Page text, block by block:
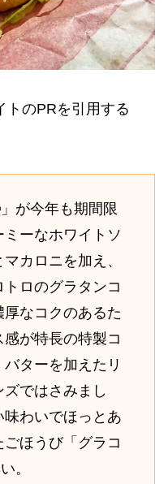
トのPRを引用する
が今年も期間限
ーなホワイトソ
カロニを加え、
ロのグラタンコ
なコクのあるた
が特長の特製コ
ターを加えたリ
ではさみまし
わいでほっとあ
ほうび「グラコ
。